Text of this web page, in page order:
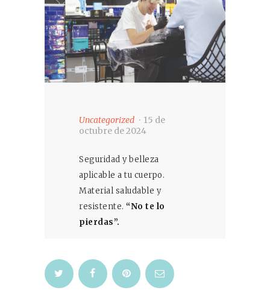
Uncategorized
15 de
octubre de 2024
Seguridad y belleza
aplicable a tu cuerpo.
Material saludable y
resistente.“No te lo
pierdas”.